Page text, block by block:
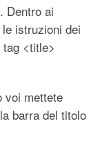
Dentro ai
istruzioni dei
<title>
voi mettete
barra del titolo